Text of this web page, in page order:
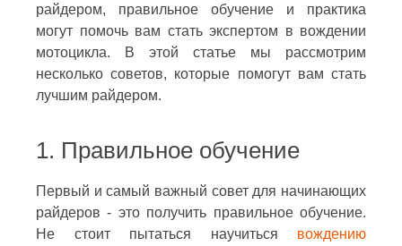
райдером, правильное обучение и практика
могут помочь вам стать экспертом в вождении
мотоцикла. В этой статье мы рассмотрим
несколько советов, которые помогут вам стать
лучшим райдером.
1. Правильное обучение
Первый и самый важный совет для начинающих
райдеров - это получить правильное обучение.
Не стоит пытаться научиться вождению